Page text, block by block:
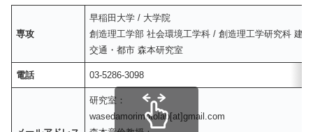
専攻
早稲田大学 / 大学院
創造理工学部 社会環境工学科 / 創造理工学研究科 建
交通・都市 森本研究室
電話 03-5286-3098
研究室：
wasedamorimotolab[at]gmail.com